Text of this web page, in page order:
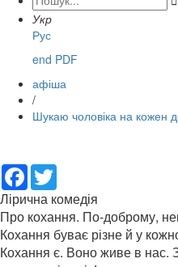
Укр
Рус
end PDF
афіша
/
Шукаю чоловіка на кожен
Facebook
Лірична комедія
Про кохання. По-доброму,
Кохання буває різне й у
Кохання є. Воно живе в нас.